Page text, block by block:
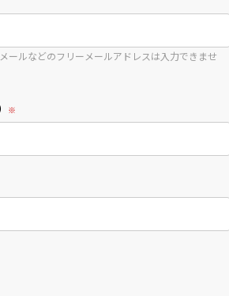
ルなどのフリーメールアドレスは入力できませ